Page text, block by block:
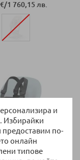
и
Избирайки
предоставим по-
онлайн
типове
/1 760,15 лв.